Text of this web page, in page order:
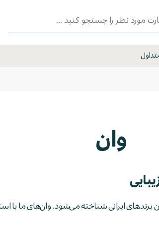
وان
برندهای ایرانی شناخته می‌شود. وان‌های ما با